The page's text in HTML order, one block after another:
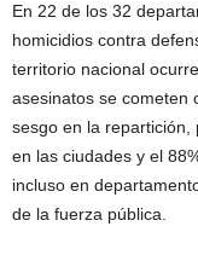
En 22 de los 32
homicidios contra
territorio nacional
asesinatos se cometen
sesgo en la repartición,
en las ciudades y el
incluso en
de la fuerza pública.